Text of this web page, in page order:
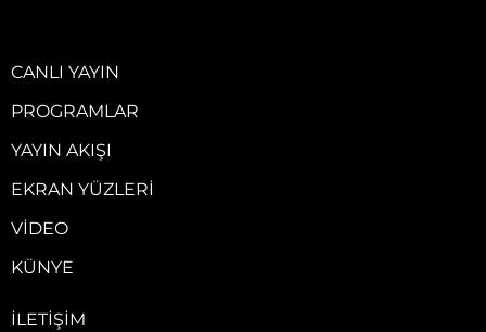
CANLI YAYIN
PROGRAMLAR
YAYIN AKIŞI
EKRAN YÜZLERI
VIDEO
KÜNYE
İLETIŞIM